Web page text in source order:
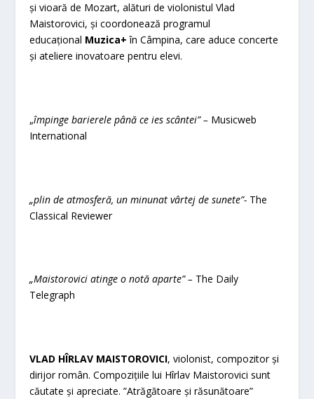
și vioară de Mozart, alături de violonistul Vlad
Maistorovici, și coordonează programul
educațional Muzica+ în Câmpina, care aduce concerte
și ateliere inovatoare pentru elevi.
„împinge barierele până ce ies scântei” – Musicweb
International
„plin de atmosferă, un minunat vârtej de sunete”- The
Classical Reviewer
„Maistorovici atinge o notă aparte” – The Daily
Telegraph
VLAD HÎRLAV MAISTOROVICI, violonist, compozitor și
dirijor român. Compozițiile lui Hîrlav Maistorovici sunt
căutate și apreciate. ”Atrăgătoare și răsunătoare”